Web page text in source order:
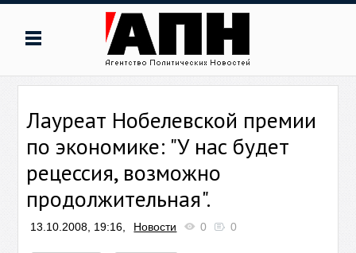
Лауреат Нобелевской премии
по экономике: "У нас будет
рецессия, возможно
продолжительная".
13.10.2008, 19:16, Новости 0 0